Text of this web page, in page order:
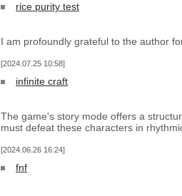
rice purity test
I am profoundly grateful to the author
2024.07.25 10:58
infinite craft
The game's story mode offers a
must defeat these characters in
2024.06.26 16:24
fnf